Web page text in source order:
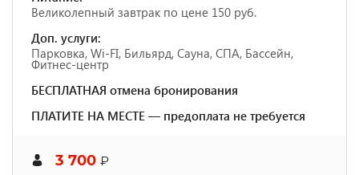
Великолепный завтрак по цене 150 руб.
Доп. услуги:
Парковка, Wi-FI, Бильярд, Сауна, СПА, Бассейн,
Фитнес-центр
БЕСПЛАТНАЯ отмена бронирования
ПЛАТИТЕ НА МЕСТЕ — предоплата не требуется
3 700 ₽